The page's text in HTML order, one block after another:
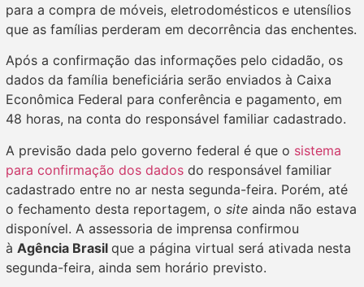
para a compra de móveis, eletrodomésticos e utensílios
que as famílias perderam em decorrência das enchentes.
Após a confirmação das informações pelo cidadão, os
dados da família beneficiária serão enviados à Caixa
Econômica Federal para conferência e pagamento, em
48 horas, na conta do responsável familiar cadastrado.
A previsão dada pelo governo federal é que o sistema
para confirmação dos dados do responsável familiar
cadastrado entre no ar nesta segunda-feira. Porém, até
o fechamento desta reportagem, o site ainda não estava
disponível. A assessoria de imprensa confirmou
à Agência Brasil que a página virtual será ativada nesta
segunda-feira, ainda sem horário previsto.